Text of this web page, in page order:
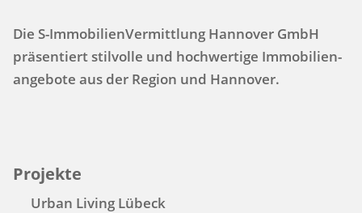
Die S-ImmobilienVermittlung Hannover GmbH
präsentiert stilvolle und hochwertige Immo­bilien­
angebote aus der Region und Hannover.
Projekte
Urban Living Lübeck